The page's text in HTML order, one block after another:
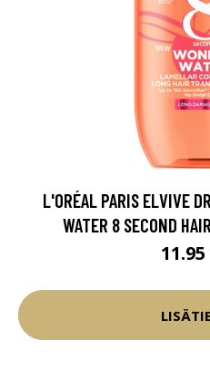
L'ORÉAL PARIS ELVIVE
WATER 8 SECOND